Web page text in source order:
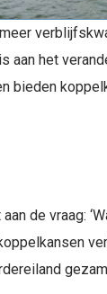
het
bieden
de vraag: